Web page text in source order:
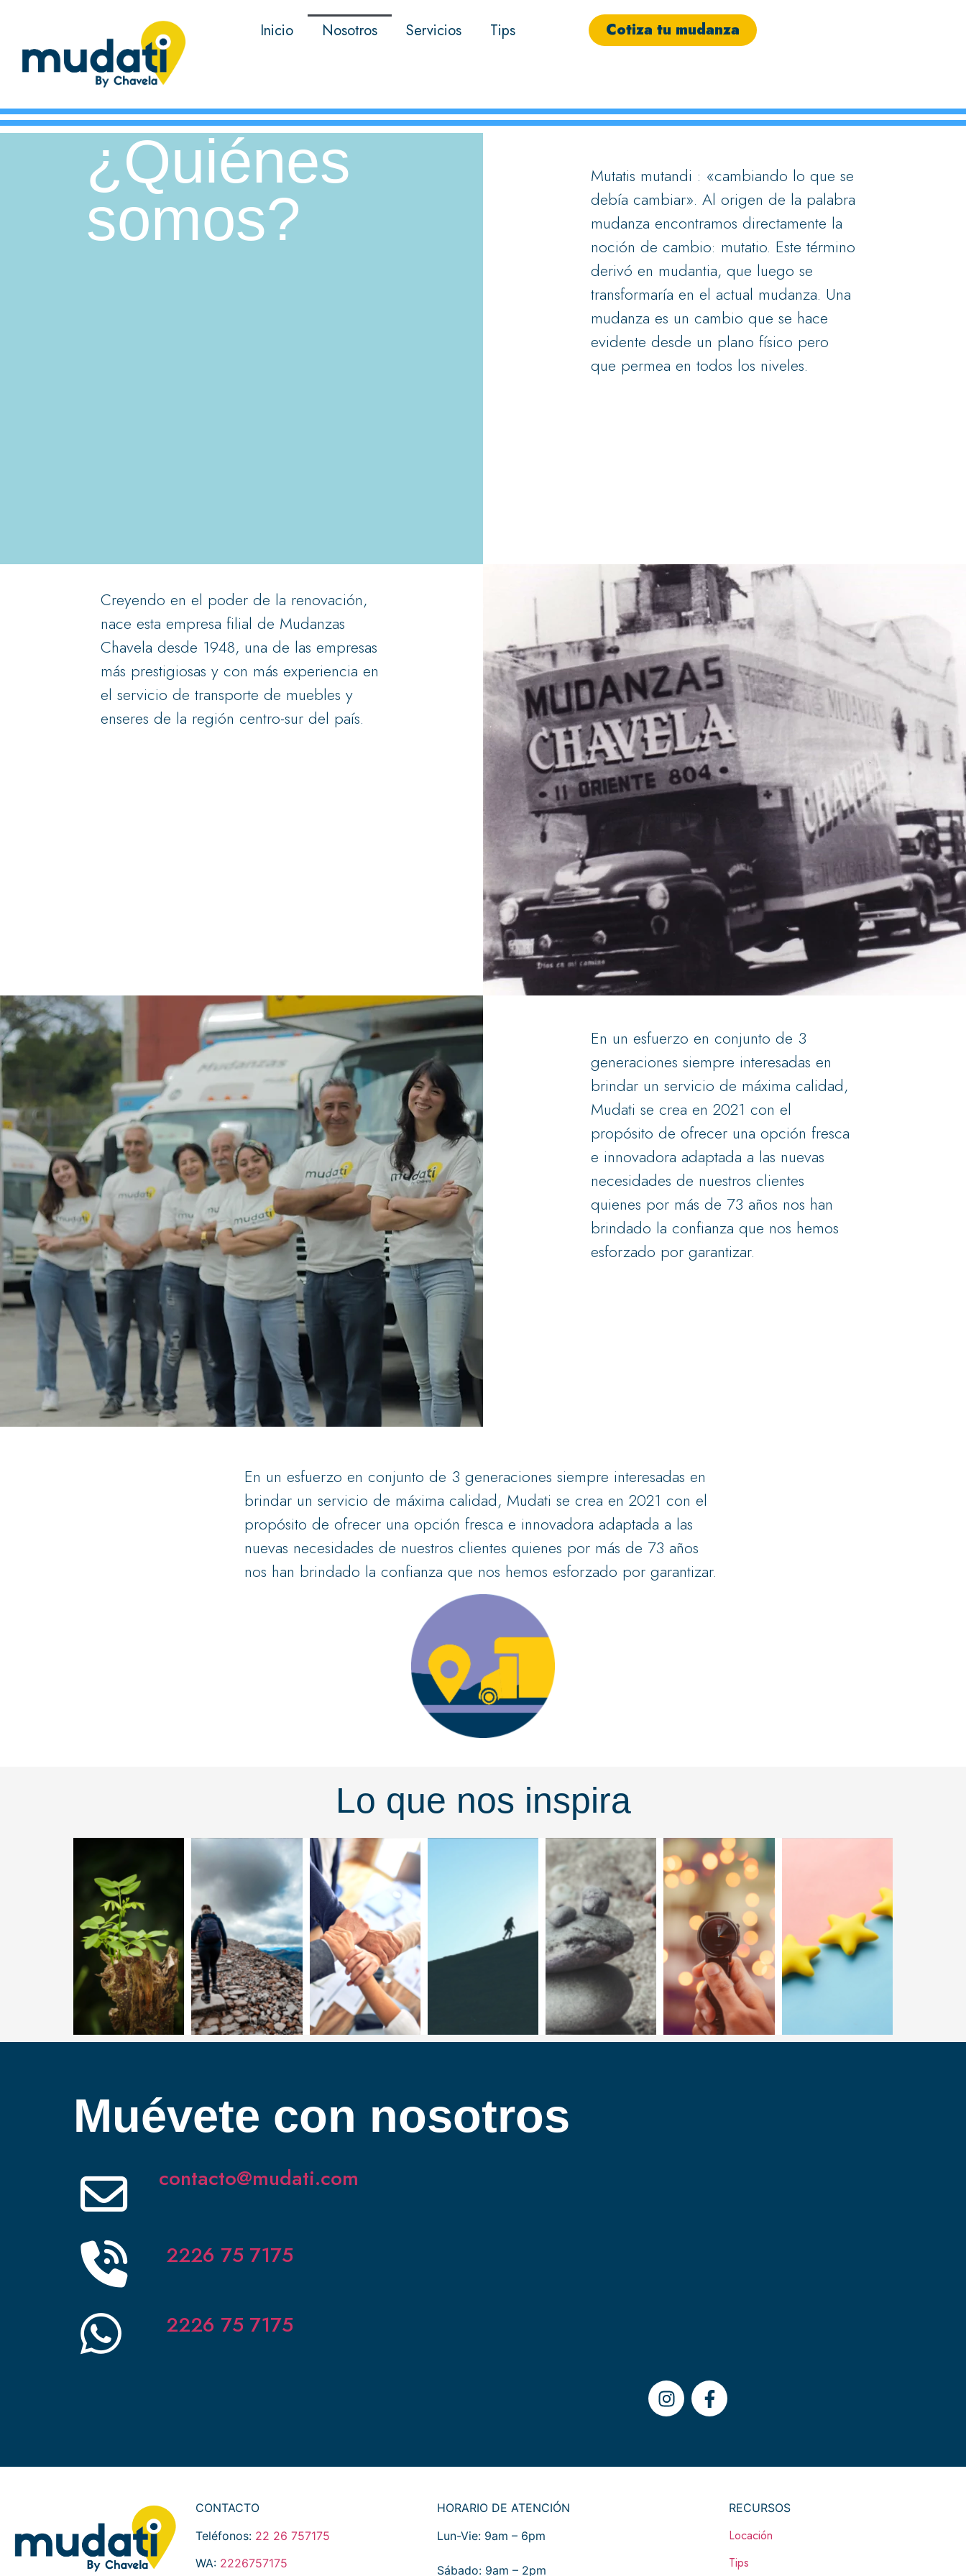
Inicio Nosotros Servicios Tips Cotiza tu mudanza
¿Quiénes
somos?
Mutatis mutandi : «cambiando lo que se
debía cambiar». Al origen de la palabra
mudanza encontramos directamente la
noción de cambio: mutatio. Este término
derivó en mudantia, que luego se
transformaría en el actual mudanza. Una
mudanza es un cambio que se hace
evidente desde un plano físico pero
que permea en todos los niveles.
Creyendo en el poder de la renovación,
nace esta empresa filial de Mudanzas
Chavela desde 1948, una de las empresas
más prestigiosas y con más experiencia en
el servicio de transporte de muebles y
enseres de la región centro-sur del país.
En un esfuerzo en conjunto de 3
generaciones siempre interesadas en
brindar un servicio de máxima calidad,
Mudati se crea en 2021 con el
propósito de ofrecer una opción fresca
e innovadora adaptada a las nuevas
necesidades de nuestros clientes
quienes por más de 73 años nos han
brindado la confianza que nos hemos
esforzado por garantizar.
En un esfuerzo en conjunto de 3 generaciones siempre interesadas en
brindar un servicio de máxima calidad, Mudati se crea en 2021 con el
propósito de ofrecer una opción fresca e innovadora adaptada a las
nuevas necesidades de nuestros clientes quienes por más de 73 años
nos han brindado la confianza que nos hemos esforzado por garantizar.
Lo que nos inspira
Muévete con nosotros
contacto@mudati.com
2226 75 7175
2226 75 7175
CONTACTO
Teléfonos: 22 26 757175
WA: 2226757175
HORARIO DE ATENCIÓN
Lun-Vie: 9am – 6pm
​​Sábado: 9am – 2pm
RECURSOS
Locación
Tips